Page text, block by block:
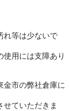
れ等は少ないで
用には支障あり
金市の弊社倉庫に
ていただきま